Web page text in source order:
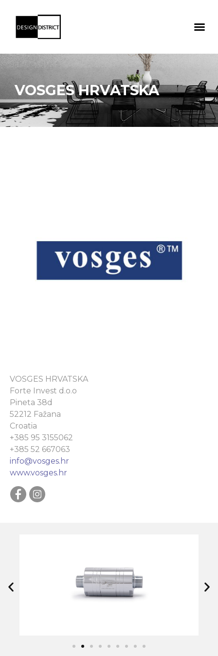
VOSGES HRVATSKA
VOSGES HRVATSKA
Forte Invest d.o.o
Pineta 38d
52212 Fažana
Croatia
+385 95 3155062
+385 52 667063
info@vosges.hr
www.vosges.hr